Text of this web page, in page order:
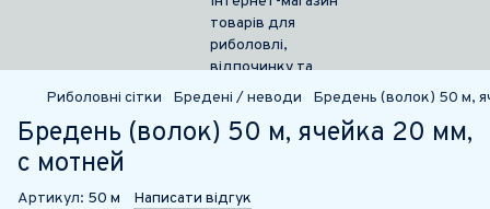
Риболовні сітки Бредені / неводи Бредень (волок) 50 м,
Бредень (волок) 50 м, ячейка 20 мм,
с мотней
Артикул: 50 м Написати відгук